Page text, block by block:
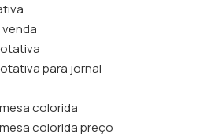
para jornal
colorida
colorida preço